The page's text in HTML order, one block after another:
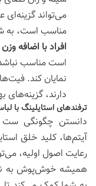
می‌تواند
مناسب است، به
افراد با اضافه
است مناسب
دارند، گزینه‌های
ترفندهای استایلینگ
دانستن چگونگی ست
آیتم‌ها، کلید خلق
رعایت اصول اولیه،
همیشه خوش‌پوش به